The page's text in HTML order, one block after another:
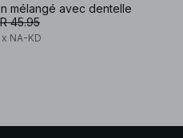
mélangé avec dentelle
45.95
NA-KD